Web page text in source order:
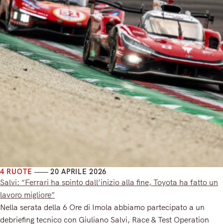
4 RUOTE 20 APRILE 2026
Salvi: “Ferrari ha spinto dall’inizio alla fine, Toyota ha fatto un
lavoro migliore”
Nella serata della 6 Ore di Imola abbiamo partecipato a un
debriefing tecnico con Giuliano Salvi, Race & Test Operation